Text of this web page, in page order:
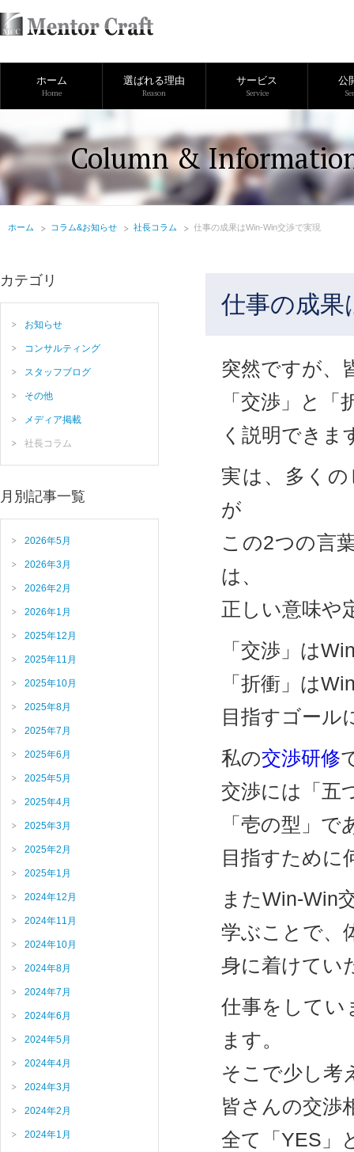
ホーム
Home
選ばれる理由
Reason
サービス
Service
公
Column &
ホーム コラム&お知らせ 社長コラム 仕事の成果はWin-Win交渉で実現
仕事の成果
突然ですが、
「交渉」と
く説明できま
実は、多く
が
この2つの言
は、
正しい意味や
「交渉」は
「折衝」は
目指すゴール
私の交渉研修
交渉には「五
「壱の型」
目指すために
またWin-Win
学ぶことで、
身に着けてい
仕事をしてい
ます。
そこで少し考
皆さんの交渉
全て「YES」
カテゴリ
お知らせ
コンサルティング
スタッフブログ
その他
メディア掲載
社長コラム
月別記事一覧
2026年5月
2026年3月
2026年2月
2026年1月
2025年12月
2025年11月
2025年10月
2025年8月
2025年7月
2025年6月
2025年5月
2025年4月
2025年3月
2025年2月
2025年1月
2024年12月
2024年11月
2024年10月
2024年8月
2024年7月
2024年6月
2024年5月
2024年4月
2024年3月
2024年2月
2024年1月